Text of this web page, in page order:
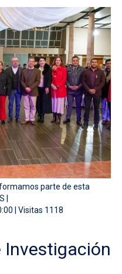
parte de esta
|
| Visitas 1118
Investigación